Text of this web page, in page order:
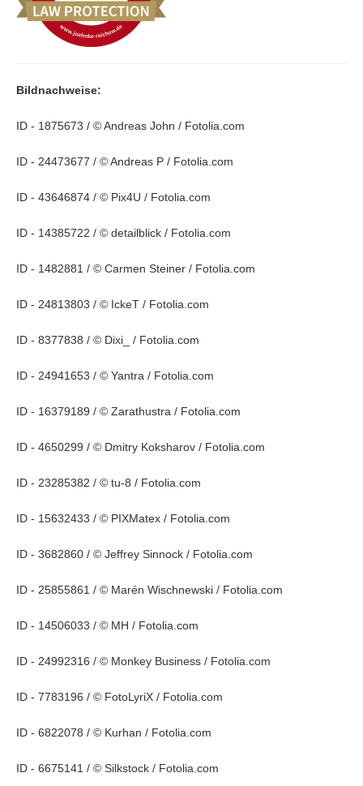
Bildnachweise:
ID - 1875673 / © Andreas John / Fotolia.com
ID - 24473677 / © Andreas P / Fotolia.com
ID - 43646874 / © Pix4U / Fotolia.com
ID - 14385722 / © detailblick / Fotolia.com
ID - 1482881 / © Carmen Steiner / Fotolia.com
ID - 24813803 / © IckeT / Fotolia.com
ID - 8377838 / © Dixi_ / Fotolia.com
ID - 24941653 / © Yantra / Fotolia.com
ID - 16379189 / © Zarathustra / Fotolia.com
ID - 4650299 / © Dmitry Koksharov / Fotolia.com
ID - 23285382 / © tu-8 / Fotolia.com
ID - 15632433 / © PIXMatex / Fotolia.com
ID - 3682860 / © Jeffrey Sinnock / Fotolia.com
ID - 25855861 / © Marén Wischnewski / Fotolia.com
ID - 14506033 / © MH / Fotolia.com
ID - 24992316 / © Monkey Business / Fotolia.com
ID - 7783196 / © FotoLyriX / Fotolia.com
ID - 6822078 / © Kurhan / Fotolia.com
ID - 6675141 / © Silkstock / Fotolia.com